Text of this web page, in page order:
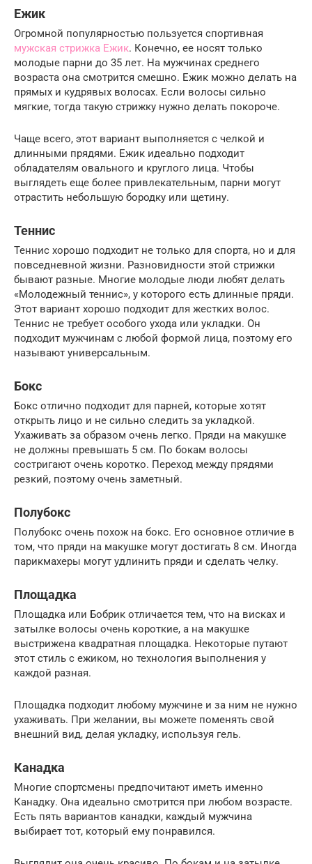
Ежик
Огромной популярностью пользуется спортивная
мужская стрижка Ежик. Конечно, ее носят только
молодые парни до 35 лет. На мужчинах среднего
возраста она смотрится смешно. Ежик можно делать на
прямых и кудрявых волосах. Если волосы сильно
мягкие, тогда такую стрижку нужно делать покороче.
Чаще всего, этот вариант выполняется с челкой и
длинными прядями. Ежик идеально подходит
обладателям овального и круглого лица. Чтобы
выглядеть еще более привлекательным, парни могут
отрастить небольшую бородку или щетину.
Теннис
Теннис хорошо подходит не только для спорта, но и для
повседневной жизни. Разновидности этой стрижки
бывают разные. Многие молодые люди любят делать
«Молодежный теннис», у которого есть длинные пряди.
Этот вариант хорошо подходит для жестких волос.
Теннис не требует особого ухода или укладки. Он
подходит мужчинам с любой формой лица, поэтому его
называют универсальным.
Бокс
Бокс отлично подходит для парней, которые хотят
открыть лицо и не сильно следить за укладкой.
Ухаживать за образом очень легко. Пряди на макушке
не должны превышать 5 см. По бокам волосы
состригают очень коротко. Переход между прядями
резкий, поэтому очень заметный.
Полубокс
Полубокс очень похож на бокс. Его основное отличие в
том, что пряди на макушке могут достигать 8 см. Иногда
парикмахеры могут удлинить пряди и сделать челку.
Площадка
Площадка или Бобрик отличается тем, что на висках и
затылке волосы очень короткие, а на макушке
выстрижена квадратная площадка. Некоторые путают
этот стиль с ежиком, но технология выполнения у
каждой разная.
Площадка подходит любому мужчине и за ним не нужно
ухаживать. При желании, вы можете поменять свой
внешний вид, делая укладку, используя гель.
Канадка
Многие спортсмены предпочитают иметь именно
Канадку. Она идеально смотрится при любом возрасте.
Есть пять вариантов канадки, каждый мужчина
выбирает тот, который ему понравился.